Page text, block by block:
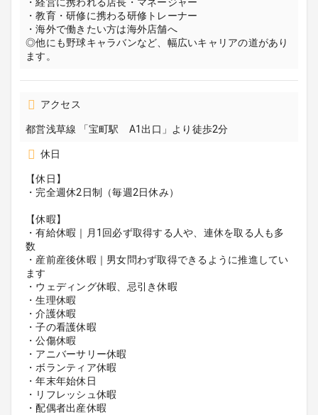
・経営に携われる店長・マネージャー
・教育・研修に携わる研修トレーナー
・海外で働きたい方は海外店舗へ
◎他にも野球キャラバンなど、幅広いキャリアの道があり
ます。
アクセス
都営浅草線 「宝町駅 A1出口」より徒歩2分
休日
【休日】
・完全週休2日制（毎週2日休み）
【休暇】
・有給休暇｜月1回必ず取得する人や、連休を取る人も多
数
・産前産後休暇｜男女問わず取得できるように推進してい
ます
・ウェディング休暇、忌引き休暇
・生理休暇
・介護休暇
・子の看護休暇
・公傷休暇
・アニバーサリー休暇
・ボランティア休暇
・年末年始休日
・リフレッシュ休暇
・配偶者出産休暇